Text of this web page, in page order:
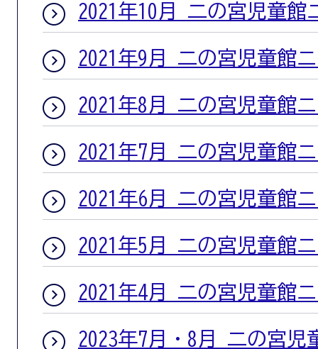
2021年10月 二の宮児童館
2021年9月 二の宮児童館
2021年8月 二の宮児童館
2021年7月 二の宮児童館
2021年6月 二の宮児童館
2021年5月 二の宮児童館
2021年4月 二の宮児童館
2023年7月・8月 二の宮児